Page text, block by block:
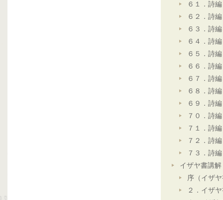
６１．詩
６２．詩
６３．詩
６４．詩
６５．詩
６６．詩
６７．詩
６８．詩
６９．詩
７０．詩
７１．詩
７２．詩
７３．詩
イザヤ書講解
序（イザ
２．イザ